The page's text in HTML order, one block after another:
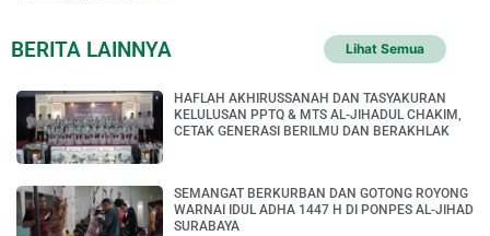
BERITA LAINNYA Lihat Semua
HAFLAH AKHIRUSSANAH DAN TASYAKURAN
KELULUSAN PPTQ & MTS AL-JIHADUL CHAKIM,
CETAK GENERASI BERILMU DAN BERAKHLAK
SEMANGAT BERKURBAN DAN GOTONG ROYONG
WARNAI IDUL ADHA 1447 H DI PONPES AL-JIHAD
SURABAYA